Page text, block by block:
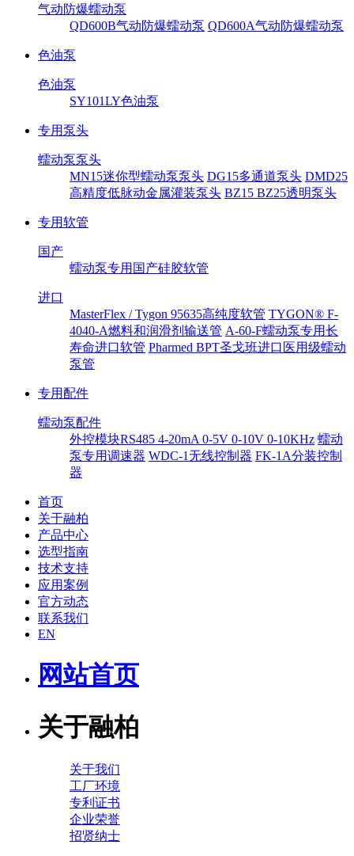
气动防爆蠕动泵
QD600B气动防爆蠕动泵 QD600A气动防爆蠕动泵
色油泵
色油泵
SY101LY色油泵
专用泵头
蠕动泵泵头
MN15迷你型蠕动泵泵头 DG15多通道泵头 DMD25
高精度低脉动金属灌装泵头 BZ15 BZ25透明泵头
专用软管
国产
蠕动泵专用国产硅胶软管
进口
MasterFlex / Tygon 95635高纯度软管 TYGON® F-
4040-A燃料和润滑剂输送管 A-60-F蠕动泵专用长
寿命进口软管 Pharmed BPT圣戈班进口医用级蠕动
泵管
专用配件
蠕动泵配件
外控模块RS485 4-20mA 0-5V 0-10V 0-10KHz 蠕动
泵专用调速器 WDC-1无线控制器 FK-1A分装控制
器
首页
关于融柏
产品中心
选型指南
技术支持
应用案例
官方动态
联系我们
EN
网站首页
关于融柏
关于我们
工厂环境
专利证书
企业荣誉
招贤纳士